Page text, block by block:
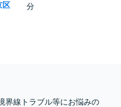
区
分
界線トラブル等にお悩みの